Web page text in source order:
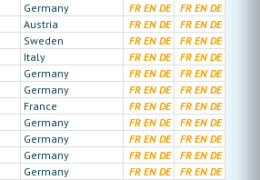
Germany FR EN DE FR EN DE
Austria FR EN DE FR EN DE
Sweden FR EN DE FR EN DE
Italy FR EN DE FR EN DE
Germany FR EN DE FR EN DE
Germany FR EN DE FR EN DE
France FR EN DE FR EN DE
Germany FR EN DE FR EN DE
Germany FR EN DE FR EN DE
Germany FR EN DE FR EN DE
Germany FR EN DE FR EN DE